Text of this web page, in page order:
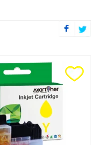
tu pedido y accede a tu
realizar tus compras